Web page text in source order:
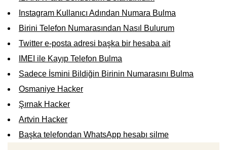
Instagram Kullanıcı Adından Numara Bulma
Birini Telefon Numarasından Nasıl Bulurum
Twitter e-posta adresi başka bir hesaba ait
IMEI ile Kayıp Telefon Bulma
Sadece İsmini Bildiğin Birinin Numarasını Bulma
Osmaniye Hacker
Şırnak Hacker
Artvin Hacker
Başka telefondan WhatsApp hesabı silme